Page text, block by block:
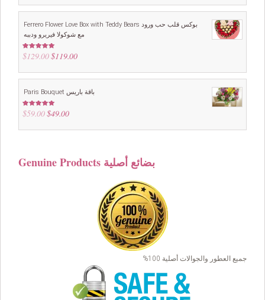
Ferrero Flower Love Box with Teddy Bears بوكس قلب حب ورود
مع شوكولا فيريرو ودببه
Rated 5.00
out of 5
$129.00 Original
was:
$119.00Current
is:
Paris Bouquet باقة باريس
Rated4.88
out of 5
$59.00 Original
was:
$49.00Current
is:
Genuine Products بضائع أصلية
جميع العطور والجوالات أصلية 100%